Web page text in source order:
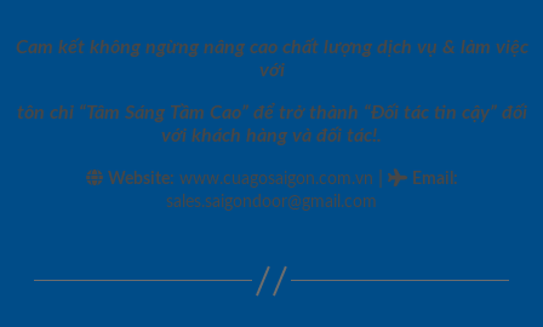
Cam kết không ngừng nâng cao chất lượng dịch vụ & làm việc
với
tôn chỉ “Tâm Sáng Tầm Cao” để trở thành “Đối tác tin cậy” đối
với khách hàng và đối tác!.
Website: www.cuagosaigon.com.vn Email :
sales.saigondoor@gmail.com